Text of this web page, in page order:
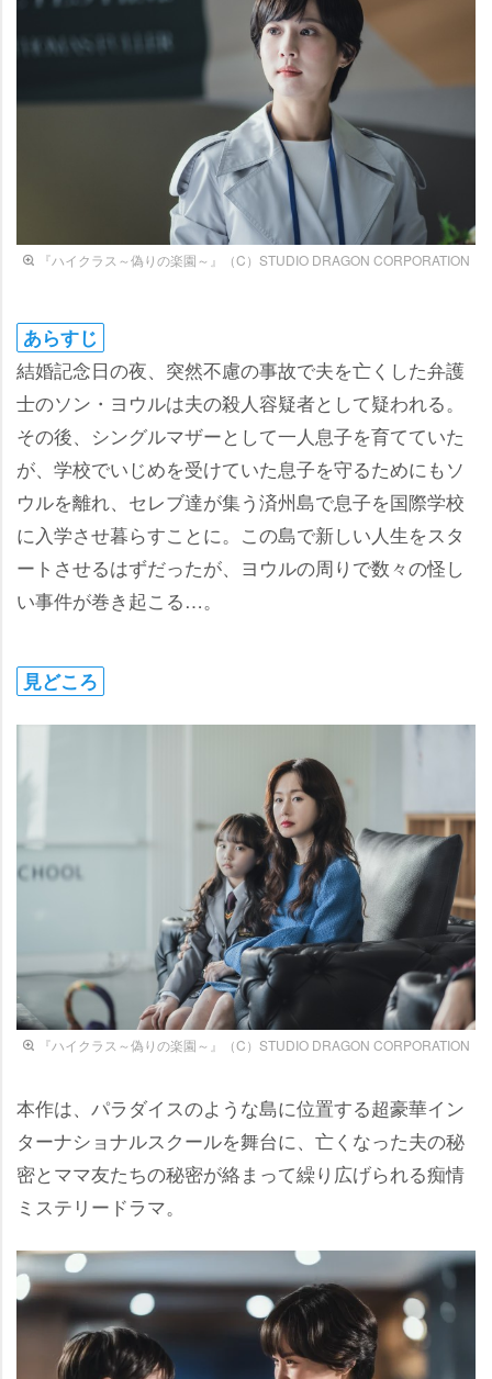
『ハイクラス～偽りの楽園～』（C）STUDIO DRAGON CORPORATION
あらすじ
結婚記念日の夜、突然不慮の事故で夫を亡くした弁護
士のソン・ヨウルは夫の殺人容疑者として疑われる。
その後、シングルマザーとして一人息子を育てていた
が、学校でいじめを受けていた息子を守るためにもソ
ウルを離れ、セレブ達が集う済州島で息子を国際学校
に入学させ暮らすことに。この島で新しい人生をスタ
ートさせるはずだったが、ヨウルの周りで数々の怪し
い事件が巻き起こる…。
見どころ
『ハイクラス～偽りの楽園～』（C）STUDIO DRAGON CORPORATION
本作は、パラダイスのような島に位置する超豪華イン
ターナショナルスクールを舞台に、亡くなった夫の秘
密とママ友たちの秘密が絡まって繰り広げられる痴情
ミステリードラマ。